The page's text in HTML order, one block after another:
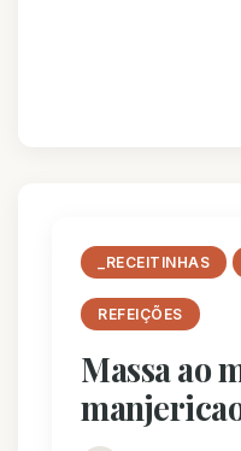
_RECEITINHAS
REFEIÇÕES
Massa ao